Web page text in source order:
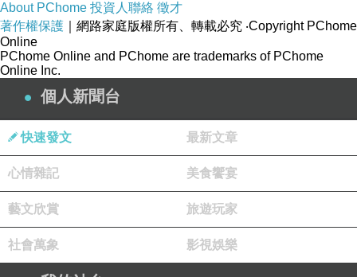
《超值16入+抽氣筒》TaiCheng真空壓縮袋加厚版-
Mx8+Lx8
※ 商 品 特 色 ※
日常生活中，塞得滿滿的棉被衣服服總佔掉很大空間
About PChome 投資人聯絡 徵才
著作權保護 ｜網路家庭版權所有、轉載必究 ‧Copyright PChome
Online
PChome Online and PChome are trademarks of PChome
Online Inc.
個人新聞台
快速發文 最新文章
心情雜記 美食饗宴
藝文欣賞 旅遊玩家
社會萬象 影視娛樂